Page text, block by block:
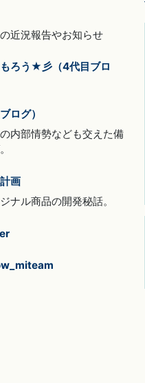
近況報告やお知らせ
ろう★彡（4代目ブロ
ログ）
内部情勢なども交えた備
画
ナル商品の開発秘話。